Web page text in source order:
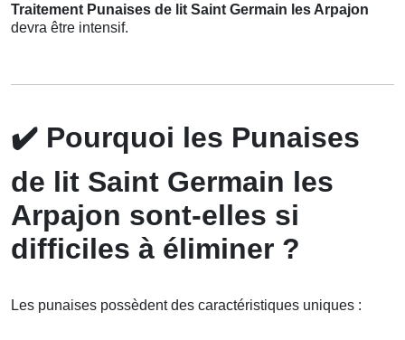
Traitement Punaises de lit Saint Germain les Arpajon
devra être intensif.
✔️ Pourquoi les Punaises
de lit Saint Germain les
Arpajon sont-elles si
difficiles à éliminer ?
Les punaises possèdent des caractéristiques uniques :